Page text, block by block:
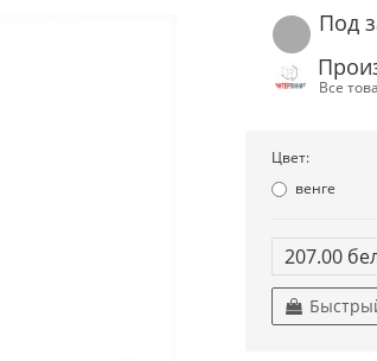
Под
Все
Цвет:
венге
207.00